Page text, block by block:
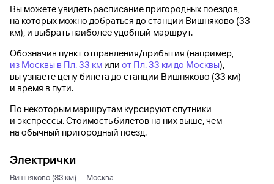
Вы можете увидеть расписание пригородных поездов,
на которых можно добраться до станции Вишняково (33
км), и выбрать наиболее удобный маршрут.
Обозначив пункт отправления/прибытия (например,
из Москвы в Пл. 33 км или от Пл. 33 км до Москвы),
вы узнаете цену билета до станции Вишняково (33 км)
и время в пути.
По некоторым маршрутам курсируют спутники
и экспрессы. Стоимость билетов на них выше, чем
на обычный пригородный поезд.
Электрички
Вишняково (33 км) — Москва